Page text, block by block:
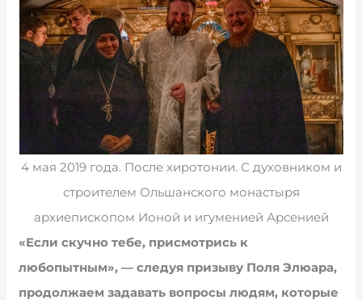
4 мая 2019 года. После хиротонии. С духовником и
строителем Ольшанского монастыря
архиепископом Ионой и игуменией Арсенией
«Если скучно тебе, присмотрись к
любопытным», — следуя призыву Поля Элюара,
продолжаем задавать вопросы людям, которые